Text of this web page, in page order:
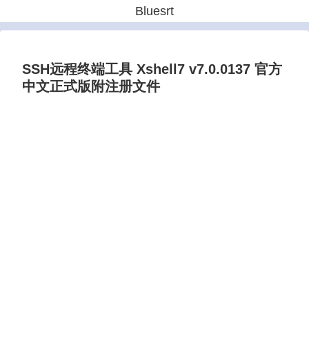
Bluesrt
SSH远程终端工具 Xshell7 v7.0.0137 官方
中文正式版附注册文件